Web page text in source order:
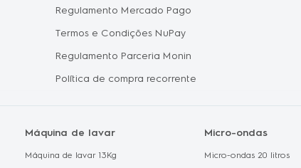
Regulamento Mercado Pago
Termos e Condições NuPay
Regulamento Parceria Monin
Política de compra recorrente
Máquina de lavar
Máquina de lavar 13Kg
Micro-ondas
Micro-ondas 20 litros